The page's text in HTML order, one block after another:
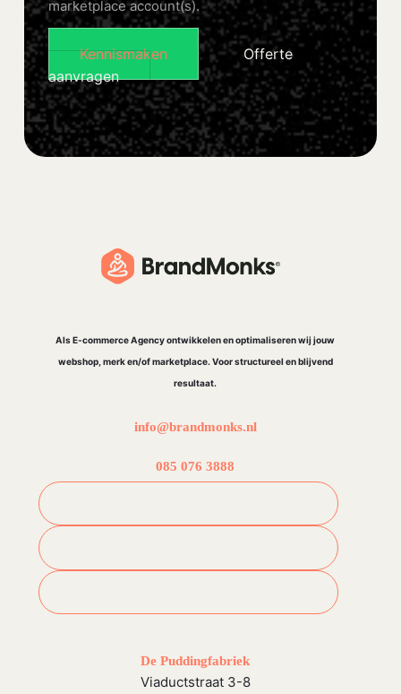
marketplace account(s).
Kennismaken
Offerte
aanvragen
Als E-commerce Agency ontwikkelen en optimaliseren wij jouw
webshop, merk en/of marketplace. Voor structureel en blijvend
resultaat.
info@brandmonks.nl
085 076 3888
De Puddingfabriek
Viaductstraat 3-8